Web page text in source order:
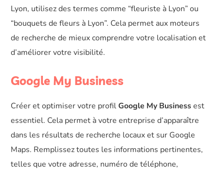
Lyon, utilisez des termes comme “fleuriste à Lyon” ou
“bouquets de fleurs à Lyon”. Cela permet aux moteurs
de recherche de mieux comprendre votre localisation et
d’améliorer votre visibilité.
Google My Business
Créer et optimiser votre profilGoogle My Businessest
essentiel. Cela permet à votre entreprise d’apparaître
dans les résultats de recherche locaux et sur Google
Maps. Remplissez toutes les informations pertinentes,
telles que votre adresse, numéro de téléphone,